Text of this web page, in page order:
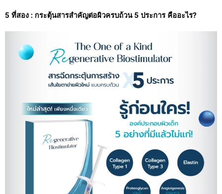
5 ที่สอง : กระตุ้นสารสำคัญต่อผิวครบถ้วน 5 ประการ คืออะไร?